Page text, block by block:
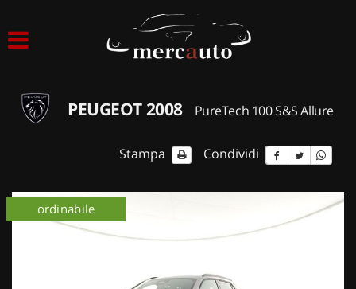
ACQUISTIAMO USATO
NOLEGGIO AUTO
PEUGEOT 2008 PureTech 100 S&S Allure
Stampa Condividi
km 0 km 0